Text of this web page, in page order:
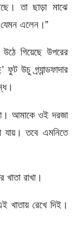
তা ছাড়া মাঝে
এলেন।”
গিয়েছে উপরের
উচু গ্র্যান্ডফাদার
আমাকে ওই দরজা
যায়। তবে এমনিতে
রাখা।
খাতায় রেখে দিই।